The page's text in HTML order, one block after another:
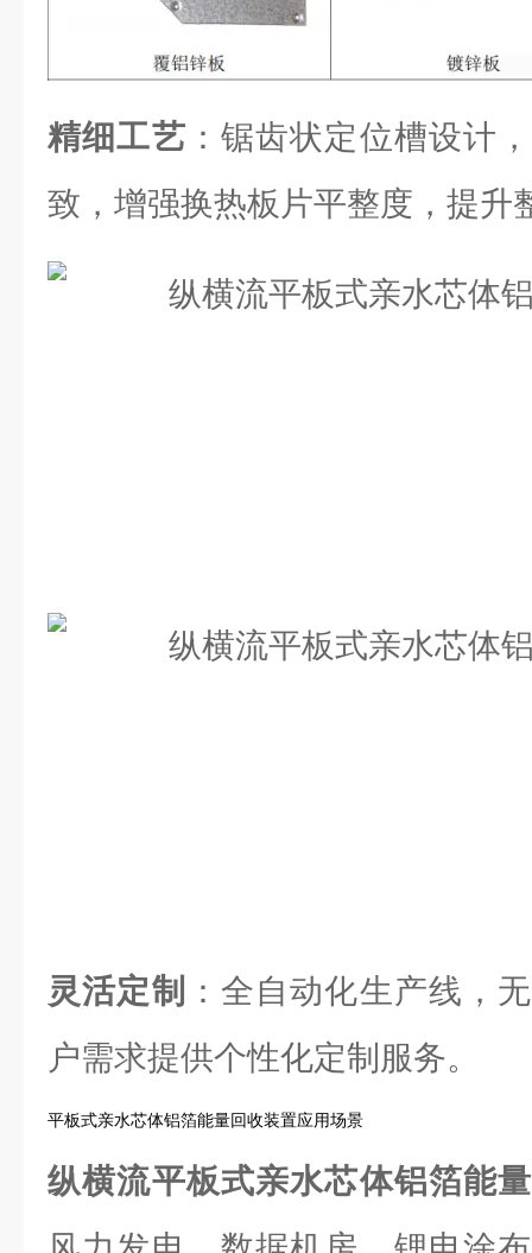
精细工艺 ：锯齿状定位槽设计
致，增强换热板片平整度，提升
灵活定制
：全自动化生产线，
户需求提供个性化定制服务。
平板式亲水芯体铝箔能量回收装置应用场景
纵横流平板式亲水芯体铝箔能